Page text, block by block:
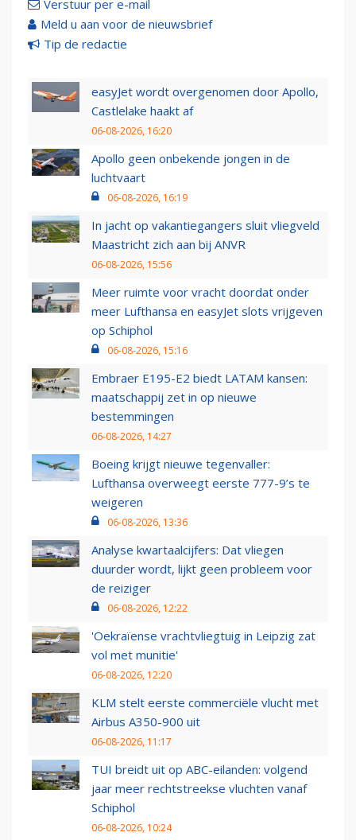
Verstuur per e-mail
Meld u aan voor de nieuwsbrief
Tip de redactie
easyJet wordt overgenomen door Apollo,
Castlelake haakt af
06-08-2026, 16:20
Apollo geen onbekende jongen in de
luchtvaart
06-08-2026, 16:19
In jacht op vakantiegangers sluit vliegveld
Maastricht zich aan bij ANVR
06-08-2026, 15:56
Meer ruimte voor vracht doordat onder
meer Lufthansa en easyJet slots vrijgeven
op Schiphol
06-08-2026, 15:16
Embraer E195-E2 biedt LATAM kansen:
maatschappij zet in op nieuwe
bestemmingen
06-08-2026, 14:27
Boeing krijgt nieuwe tegenvaller:
Lufthansa overweegt eerste 777-9’s te
weigeren
06-08-2026, 13:36
Analyse kwartaalcijfers: Dat vliegen
duurder wordt, lijkt geen probleem voor
de reiziger
06-08-2026, 12:22
'Oekraïense vrachtvliegtuig in Leipzig zat
vol met munitie'
06-08-2026, 12:20
KLM stelt eerste commerciële vlucht met
Airbus A350-900 uit
06-08-2026, 11:17
TUI breidt uit op ABC-eilanden: volgend
jaar meer rechtstreekse vluchten vanaf
Schiphol
06-08-2026, 10:24